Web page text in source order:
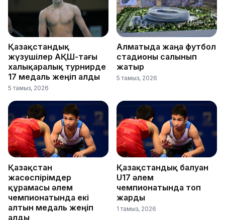
Қазақстандық
жүзушілер АҚШ-тағы
халықаралық турнирде
17 медаль жеңіп алды
5 тамыз, 2026
Алматыда жаңа футбол
стадионы салынып
жатыр
5 тамыз, 2026
Қазақстан
жасөспірімдер
құрамасы әлем
чемпионатында екі
алтын медаль жеңіп
алды
Қазақстандық балуан
U17 әлем
чемпионатында топ
жарды
1 тамыз, 2026